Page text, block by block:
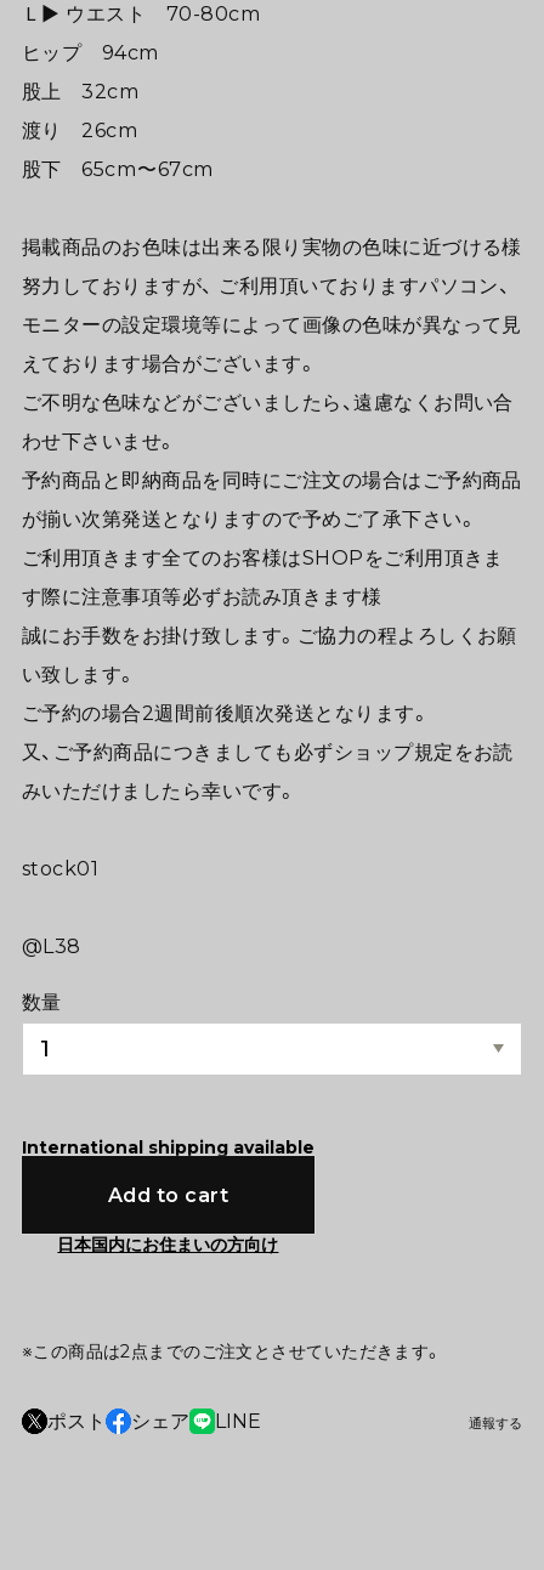
Ｌ▶︎ ウエスト 70-80cm
ヒップ 94cm
股上 32cm
渡り 26cm
股下 65cm〜67cm
掲載商品のお色味は出来る限り実物の色味に近づける様
努力しておりますが、 ご利用頂いておりますパソコン、
モニターの設定環境等によって画像の色味が異なって見
えております場合がございます。
ご不明な色味などがございましたら、遠慮なくお問い合
わせ下さいませ。
予約商品と即納商品を同時にご注文の場合はご予約商品
が揃い次第発送となりますので予めご了承下さい。
ご利用頂きます全てのお客様はSHOPをご利用頂きま
す際に注意事項等必ずお読み頂きます様
誠にお手数をお掛け致します。ご協力の程よろしくお願
い致します。
ご予約の場合2週間前後順次発送となります。
又、ご予約商品につきましても必ずショップ規定をお読
みいただけましたら幸いです。
stock01
@L38
数量
International shipping available
Add to cart
日本国内にお住まいの方向け
※この商品は2点までのご注文とさせていただきます。
ポスト シェア LINE 通報する